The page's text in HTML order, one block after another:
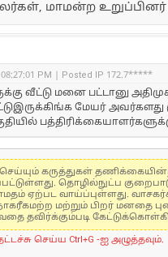
மாமன்ற
08:27:01 PM | Posted IP 172.7*****
வீட்டு மனை பட்டானு
மேயர் அவர்களது
செய்யும் கருத்துகள்
தொழில்நுட்ப
ஏற்பட வாய்ப்புள்ளது.
மற்றும் பிறர் மனதை
தவிர்க்கும்படி
செய்ய Ctrl+G -ஐ அழுத்தவும்.